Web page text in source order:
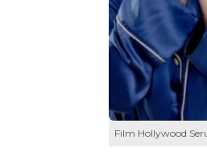
Film Hollywood